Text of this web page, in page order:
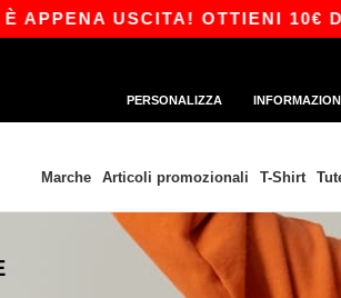
APPENA USCITA! OTTIENI 10€
PERSONALIZZA
Marche Articoli promozionali T-Shirt